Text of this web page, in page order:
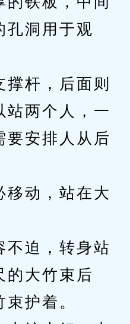
孔洞用于观
杆，后面则
站两个人，一
要安排人从后
动，站在大
迫，转身站
的大竹束后
护着。